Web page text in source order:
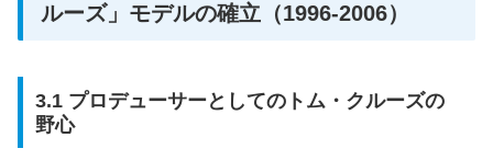
ルーズ」モデルの確立（1996-2006）
3.1 プロデューサーとしてのトム・クルーズの
野心